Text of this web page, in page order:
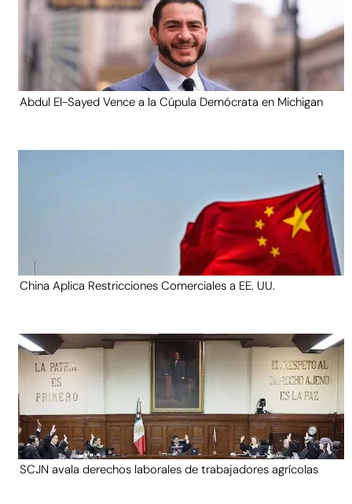
Abdul El-Sayed Vence a la Cúpula Demócrata en Michigan
China Aplica Restricciones Comerciales a EE. UU.
SCJN avala derechos laborales de trabajadores agrícolas